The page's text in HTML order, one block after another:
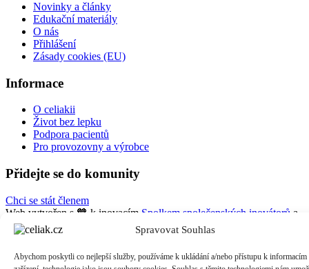
Spravovat Souhlas
Abychom poskytli co nejlepší služby, používáme k ukládání a/nebo přístupu k informacím
Novinky a články
Edukační materiály
O nás
Přihlášení
Zásady cookies (EU)
Informace
O celiakii
Život bez lepku
Podpora pacientů
Pro provozovny a výrobce
Přidejte se do komunity
Chci se stát členem
Web vytvořen s 🧡 k inovacím Spolkem společenských inovátorů a
Contentano